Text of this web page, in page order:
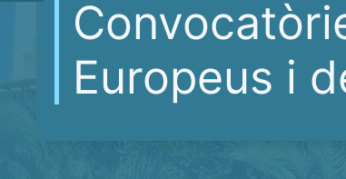
Europeus i